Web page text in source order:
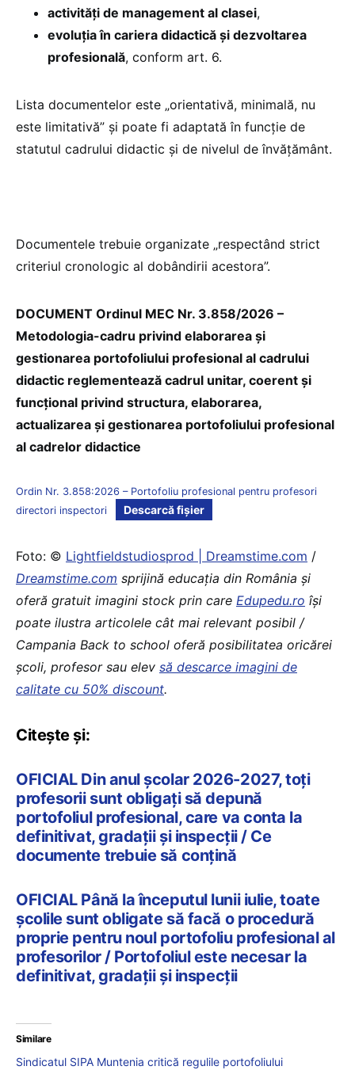
activități de management al clasei,
evoluția în cariera didactică și dezvoltarea
profesională, conform art. 6.
Lista documentelor este „orientativă, minimală, nu
este limitativă” și poate fi adaptată în funcție de
statutul cadrului didactic și de nivelul de învățământ.
Documentele trebuie organizate „respectând strict
criteriul cronologic al dobândirii acestora”.
DOCUMENT Ordinul MEC Nr. 3.858/2026 –
Metodologia-cadru privind elaborarea și
gestionarea portofoliului profesional al cadrului
didactic reglementează cadrul unitar, coerent și
funcțional privind structura, elaborarea,
actualizarea și gestionarea portofoliului profesional
al cadrelor didactice
Ordin Nr. 3.858:2026 – Portofoliu profesional pentru profesori
directori inspectori
Descarcă fișier
Foto: © Lightfieldstudiosprod | Dreamstime.com /
Dreamstime.com sprijină educaţia din România şi
oferă gratuit imagini stock prin care Edupedu.ro îşi
poate ilustra articolele cât mai relevant posibil /
Campania Back to school oferă posibilitatea oricărei
școli, profesor sau elev să descarce imagini de
calitate cu 50% discount.
Citește și:
OFICIAL Din anul școlar 2026-2027, toți
profesorii sunt obligați să depună
portofoliul profesional, care va conta la
definitivat, gradații și inspecții / Ce
documente trebuie să conțină
OFICIAL Până la începutul lunii iulie, toate
școlile sunt obligate să facă o procedură
proprie pentru noul portofoliu profesional al
profesorilor / Portofoliul este necesar la
definitivat, gradații și inspecții
Similare
Sindicatul SIPA Muntenia critică regulile portofoliului